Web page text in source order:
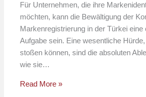
Für Unternehmen, die ihre
möchten, kann die Bewältigung der
Markenregistrierung in der Türkei eine
Aufgabe sein. Eine wesentliche
stoßen können, sind die absoluten
wie sie…
Read More »